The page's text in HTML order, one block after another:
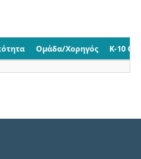
Ομάδα/Χορηγός K-10